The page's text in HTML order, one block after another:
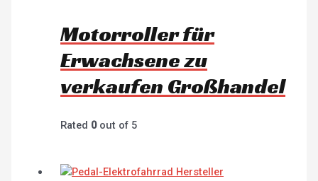
Motorroller für
Erwachsene zu
verkaufen Großhandel
Rated 0out of 5